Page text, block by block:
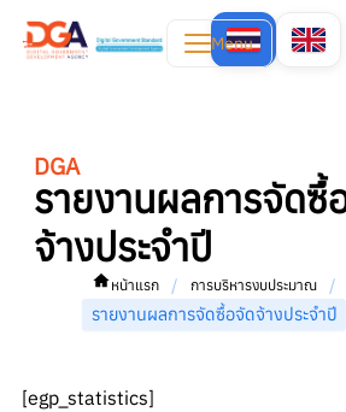
Menu
DGA
รายงานผลการจัดซื้
จ้างประจำปี
หน้าแรก / การบริหารงบประมาณ /
รายงานผลการจัดซื้อจัดจ้างประจำปี
[egp_statistics]